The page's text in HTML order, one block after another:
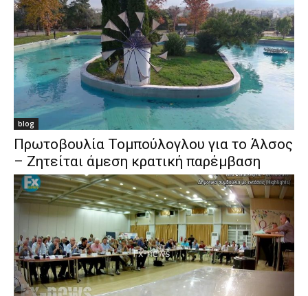
blog
Πρωτοβουλία Τομπούλογλου για το Άλσος
– Ζητείται άμεση κρατική παρέμβαση